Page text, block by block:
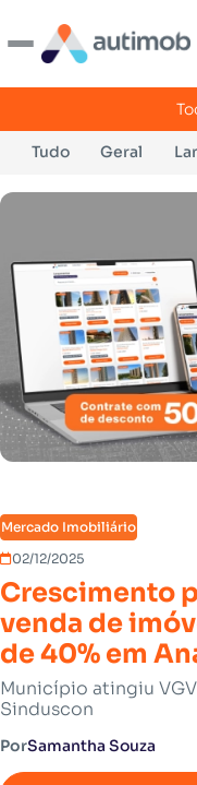
Tudo Geral
Mercado Imobiliário
02/12/2025
Crescimento
venda de
de 40% em
Município atingiu
Sinduscon
PorSamantha Souza